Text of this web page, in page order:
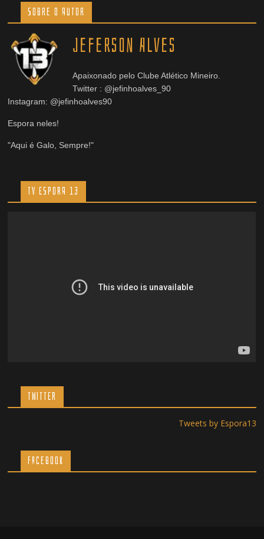
Sobre o Autor
Jeferson Alves
Apaixonado pelo Clube Atlético Mineiro.
Twitter : @jefinhoalves_90
Instagram: @jefinhoalves90
Espora neles!
"Aqui é Galo, Sempre!"
TV ESPORA 13
TWITTER
Tweets by Espora13
Facebook